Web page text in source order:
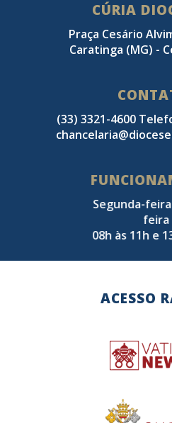
CÚRIA
Praça Cesário
Caratinga (MG) -
(33) 3321-4600
Segunda-
feira
08h às 11h e
ACESSO